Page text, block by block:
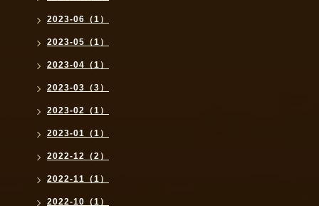
2023-06（1）
2023-05（1）
2023-04（1）
2023-03（3）
2023-02（1）
2023-01（1）
2022-12（2）
2022-11（1）
2022-10（1）